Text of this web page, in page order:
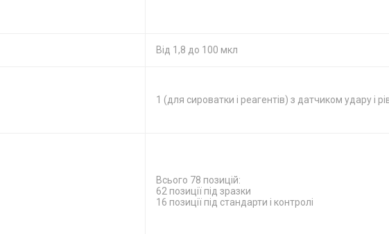
Від 1,8 до 100 мкл
1 (для сироватки і реагентів) з датчиком удару і
Всього 78 позицій:
62 позиції під зразки
16 позиції під стандарти і контролі